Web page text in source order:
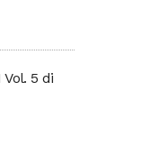
5 di